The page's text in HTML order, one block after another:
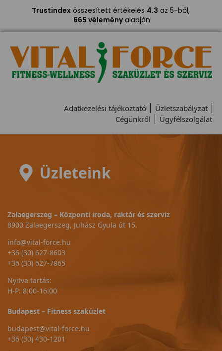
Trustindexösszesített értékelés 4.3 az 5-ből,
665 véleményalapján
Adatkezelési tájékoztató
Üzletszabályzat
Cégünkről
Ügyfélszolgálat
Üzleteink
Zalaegerszeg – Központi iroda, raktár és szerviz
8900 Zalaegerszeg, Juhász Gyula út 15.
info@vital-force.hu
+36 (30) 627-8603
+36 (30) 627-7865
Nyitva tartás:
H-P: 8:00-16:00
Budapest – Fitness szaküzlet
budapest@vital-force.hu
+36 (30) 430-1201